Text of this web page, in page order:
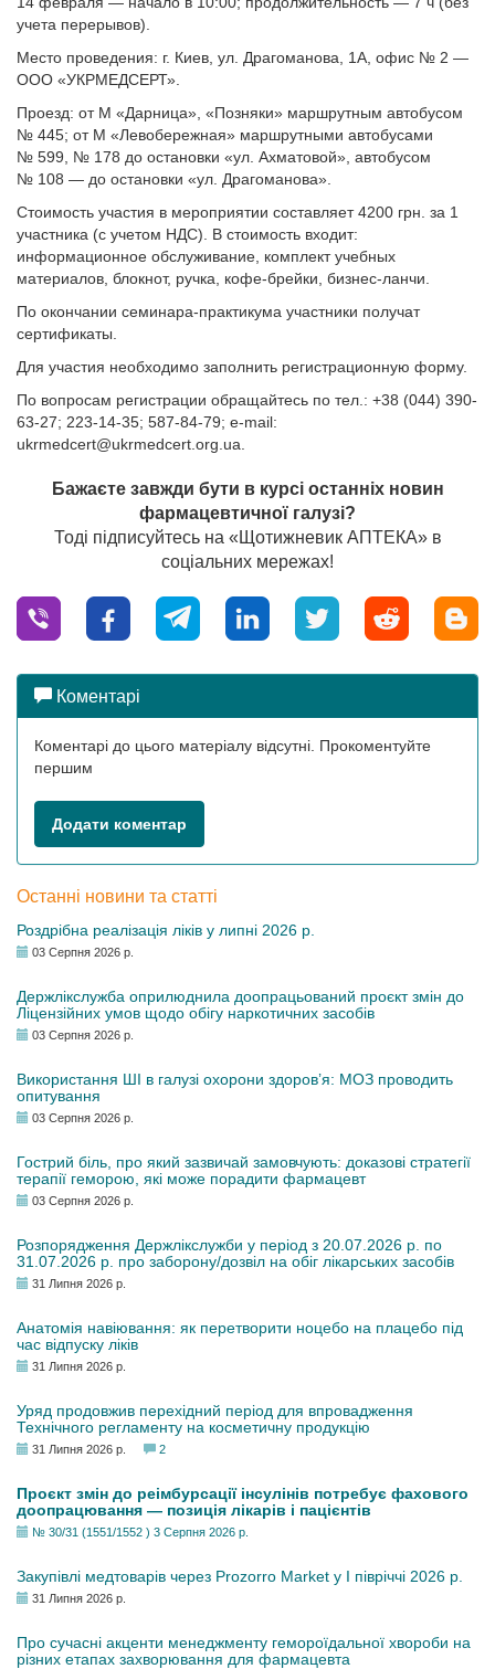
учета перерывов).
Место проведения: г. Киев, ул. Драгоманова, 1А, офис № 2 —
ООО «УКРМЕДСЕРТ».
Проезд: от М «Дарница», «Позняки» маршрутным автобусом
№ 445; от М «Левобережная» маршрутными автобусами
№ 599, № 178 до остановки «ул. Ахматовой», автобусом
№ 108 — до остановки «ул. Драгоманова».
Стоимость участия в мероприятии составляет 4200 грн. за 1
участника (с учетом НДС). В стоимость входит:
информационное обслуживание, комплект учебных
материалов, блокнот, ручка, кофе-брейки, бизнес-ланчи.
По окончании семинара-практикума участники получат
сертификаты.
Для участия необходимо заполнить регистрационную форму.
По вопросам регистрации обращайтесь по тел.: +38 (044) 390-
63-27; 223-14-35; 587-84-79; e-mail:
ukrmedcert@ukrmedcert.org.ua
Бажаєте завжди бути в курсі останніх новин
фармацевтичної галузі?
Тоді підписуйтесь на «Щотижневик АПТЕКА» в
соціальних мережах!
Коментарі
Коментарі до цього матеріалу відсутні. Прокоментуйте
першим
Додати коментар
Останні новини та статті
Роздрібна реалізація ліків у липні 2026 р.
03 Серпня 2026 р.
Держлікслужба оприлюднила доопрацьований проєкт змін до
Ліцензійних умов щодо обігу наркотичних засобів
03 Серпня 2026 р.
Використання ШІ в галузі охорони здоров’я: МОЗ проводить
опитування
03 Серпня 2026 р.
Гострий біль, про який зазвичай замовчують: доказові стратегії
терапії геморою, які може порадити фармацевт
03 Серпня 2026 р.
Розпорядження Держлікслужби у період з 20.07.2026 р. по
31.07.2026 р. про заборону/дозвіл на обіг лікарських засобів
31 Липня 2026 р.
Анатомія навіювання: як перетворити ноцебо на плацебо під
час відпуску ліків
31 Липня 2026 р.
Уряд продовжив перехідний період для впровадження
Технічного регламенту на косметичну продукцію
31 Липня 2026 р. 2
Проєкт змін до реімбурсації інсулінів потребує фахового
доопрацювання — позиція лікарів і пацієнтів
№ 30/31 (1551/1552 ) 3 Серпня 2026 р.
Закупівлі медтоварів через Prozorro Market у I півріччі 2026 р.
31 Липня 2026 р.
Про сучасні акценти менеджменту гемороїдальної хвороби на
різних етапах захворювання для фармацевта